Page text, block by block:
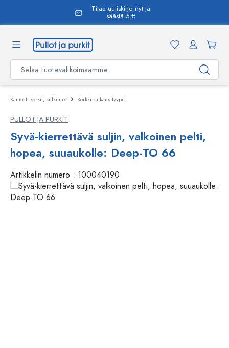
Tilaa uutiskirje nyt ja
säästä 5 €
Kannet, korkit, sulkimet Korkki- ja kansityypit
PULLOT JA PURKIT
Syvä-kierrettävä suljin, valkoinen pelti,
hopea, suuaukolle: Deep-TO 66
Artikkelin numero : 100040190